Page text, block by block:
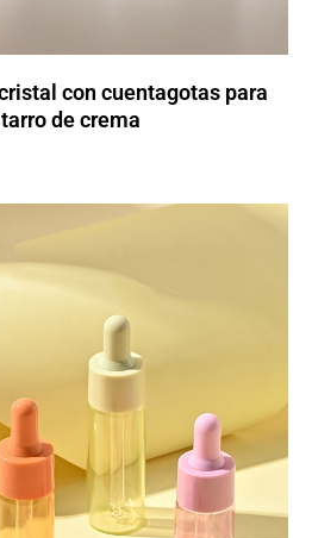
con cuentagotas para
de crema